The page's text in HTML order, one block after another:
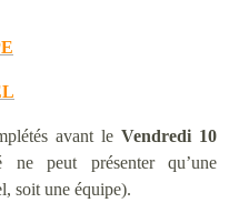
avant leVendredi 10
ne peut présenter qu’une
soit une équipe).